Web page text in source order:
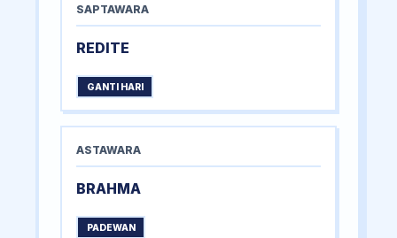
SAPTAWARA
REDITE
GANTI HARI
ASTAWARA
BRAHMA
PADEWAN